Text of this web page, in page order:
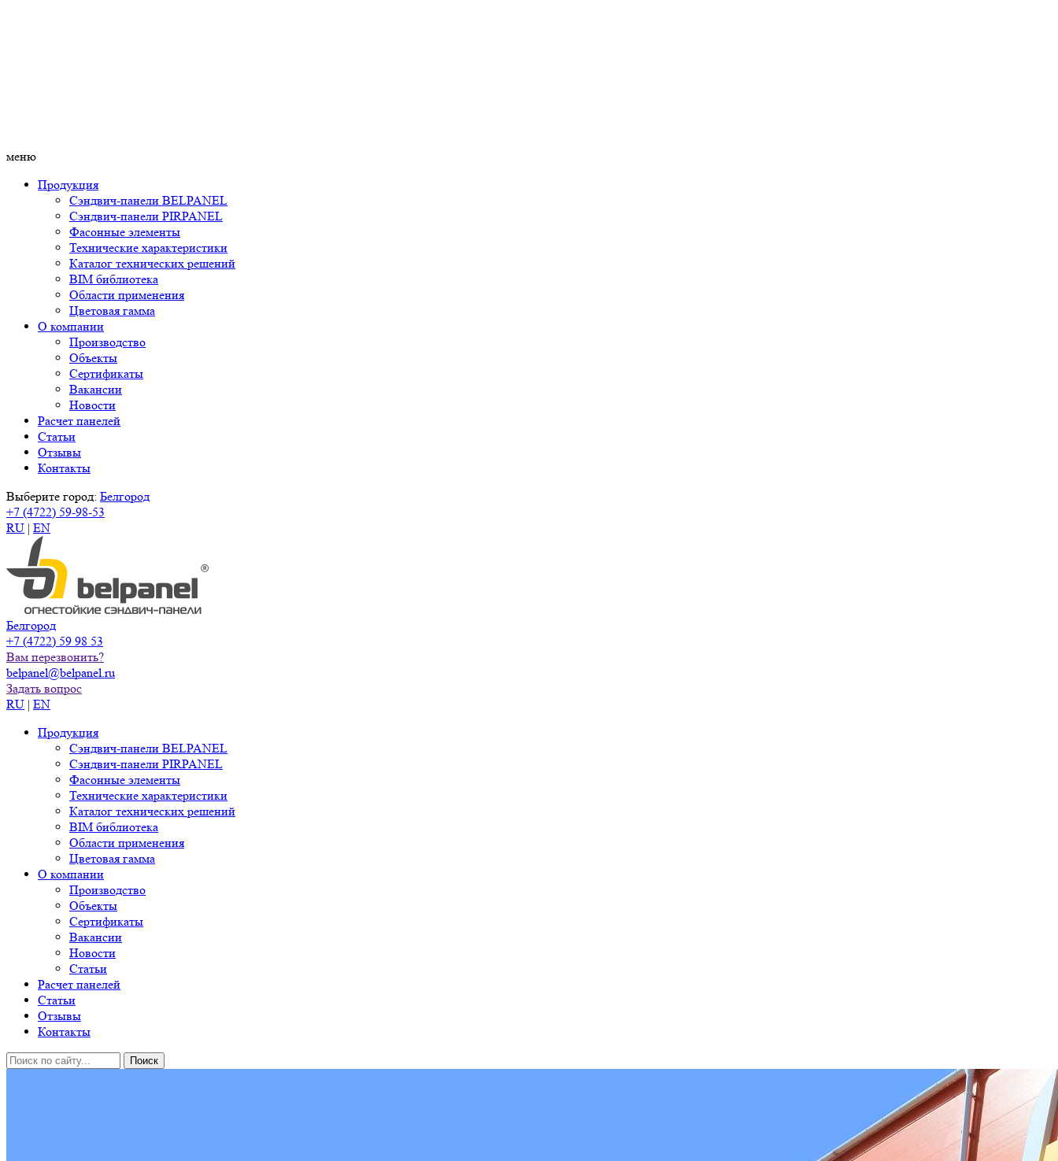
меню
Продукция
Сэндвич-панели BELPANEL
Сэндвич-панели PIRPANEL
Фасонные элементы
Технические характеристики
Каталог технических решений
BIM библиотека
Области применения
Цветовая гамма
О компании
Производство
Объекты
Сертификаты
Вакансии
Новости
Расчет панелей
Статьи
Отзывы
Контакты
Выберите город: Белгород
+7 (4722) 59-98-53
RU | EN
Белгород
+7 (4722) 59 98 53
Вам перезвонить?
belpanel@belpanel.ru
Задать вопрос
RU | EN
Продукция
Сэндвич-панели BELPANEL
Сэндвич-панели PIRPANEL
Фасонные элементы
Технические характеристики
Каталог технических решений
BIM библиотека
Области применения
Цветовая гамма
О компании
Производство
Объекты
Сертификаты
Вакансии
Новости
Статьи
Расчет панелей
Статьи
Отзывы
Контакты